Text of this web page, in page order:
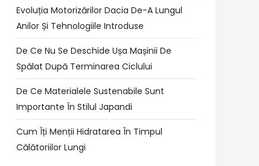
Evoluția Motorizărilor Dacia De-A Lungul
Anilor Și Tehnologiile Introduse
De Ce Nu Se Deschide Ușa Mașinii De
Spălat După Terminarea Ciclului
De Ce Materialele Sustenabile Sunt
Importante În Stilul Japandi
Cum Îți Menții Hidratarea În Timpul
Călătoriilor Lungi